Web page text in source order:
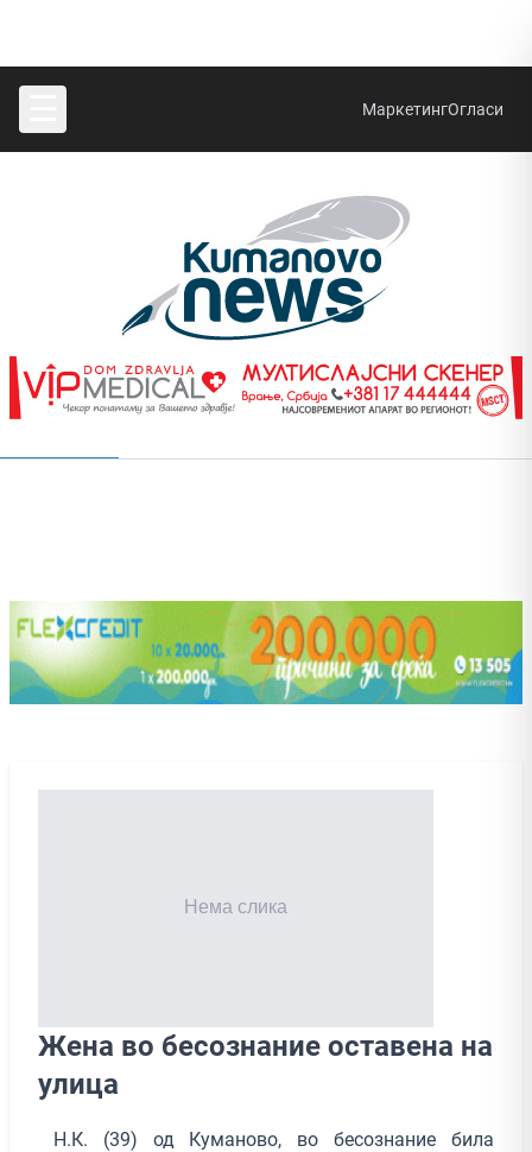
МаркетингОгласи
Жена во бесознание оставена на
улица
Н.К. (39) од Куманово, во бесознание била